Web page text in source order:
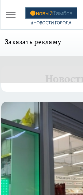
Заказать рекламу